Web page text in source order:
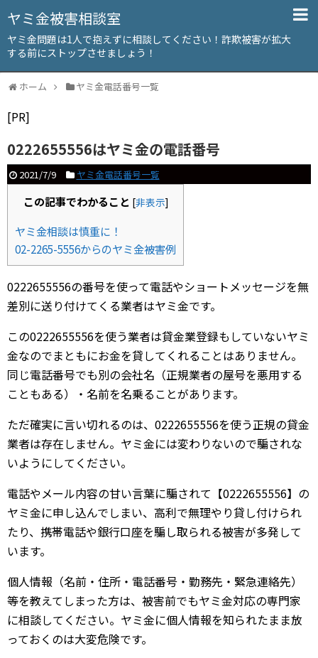
ヤミ金被害相談室
ヤミ金問題は1人で抱えずに相談してください！詐欺被害が拡大
する前にストップさせましょう！
ホーム ヤミ金電話番号一覧
[PR]
0222655556はヤミ金の電話番号
2021/7/9 ヤミ金電話番号一覧
この記事でわかること [非表示]
ヤミ金相談は慎重に！
02-2265-5556からのヤミ金被害例
0222655556の番号を使って電話やショートメッセージを無
差別に送り付けてくる業者はヤミ金です。
この0222655556を使う業者は貸金業登録もしていないヤミ
金なのでまともにお金を貸してくれることはありません。
同じ電話番号でも別の会社名（正規業者の屋号を悪用する
こともある）・名前を名乗ることがあります。
ただ確実に言い切れるのは、0222655556を使う正規の貸金
業者は存在しません。ヤミ金には変わりないので騙されな
いようにしてください。
電話やメール内容の甘い言葉に騙されて【0222655556】の
ヤミ金に申し込んでしまい、高利で無理やり貸し付けられ
たり、携帯電話や銀行口座を騙し取られる被害が多発して
います。
個人情報（名前・住所・電話番号・勤務先・緊急連絡先）
等を教えてしまった方は、被害前でもヤミ金対応の専門家
に相談してください。ヤミ金に個人情報を知られたまま放
っておくのは大変危険です。